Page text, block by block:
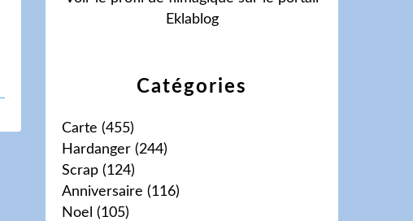
Catégories
Carte (455)
Hardanger (244)
Scrap (124)
Anniversaire (116)
Noel (105)
Eklablog